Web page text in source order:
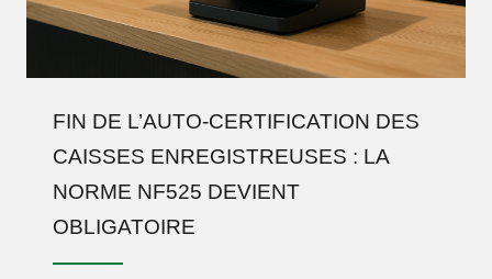
FIN DE L’AUTO-CERTIFICATION DES
CAISSES ENREGISTREUSES : LA
NORME NF525 DEVIENT
OBLIGATOIRE